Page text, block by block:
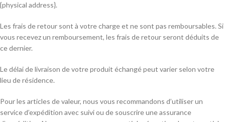
{physical address}.
Les frais de retour sont à votre charge et ne sont pas remboursables. Si
vous recevez un remboursement, les frais de retour seront déduits de
ce dernier.
Le délai de livraison de votre produit échangé peut varier selon votre
lieu de résidence.
Pour les articles de valeur, nous vous recommandons d’utiliser un
service d’expédition avec suivi ou de souscrire une assurance